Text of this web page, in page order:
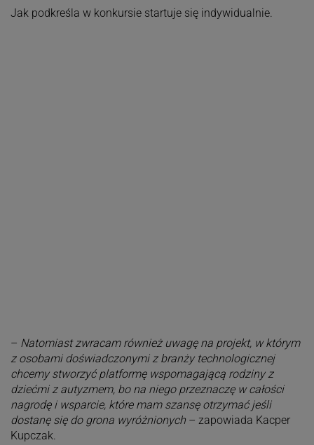
Jak podkreśla w konkursie startuje się indywidualnie.
– Natomiast zwracam również uwagę na projekt, w którym
z osobami doświadczonymi z branży technologicznej
chcemy stworzyć platformę wspomagającą rodziny z
dziećmi z autyzmem, bo na niego przeznaczę w całości
nagrodę i wsparcie, które mam szansę otrzymać jeśli
dostanę się do grona wyróżnionych– zapowiada Kacper
Kupczak.